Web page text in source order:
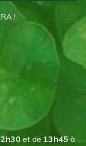
!
et de 13h45à